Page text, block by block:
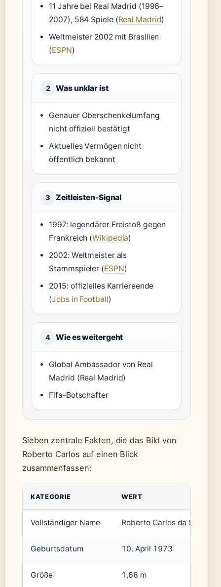
11 Jahre bei Real Madrid (1996–
2007), 584 Spiele (Real Madrid)
Weltmeister 2002 mit Brasilien
(ESPN)
2 Was unklar ist
Genauer Oberschenkelumfang
nicht offiziell bestätigt
Aktuelles Vermögen nicht
öffentlich bekannt
3 Zeitleisten-Signal
1997: legendärer Freistoß gegen
Frankreich (Wikipedia)
2002: Weltmeister als
Stammspieler (ESPN)
2015: offizielles Karriereende
(Jobs in Football)
4 Wie es weitergeht
Global Ambassador von Real
Madrid (Real Madrid)
Fifa-Botschafter
Sieben zentrale Fakten, die das Bild von
Roberto Carlos auf einen Blick
zusammenfassen:
KATEGORIE WERT
Vollständiger Name Roberto Carlos da Silva
Geburtsdatum 10. April 1973
Größe 1,68 m